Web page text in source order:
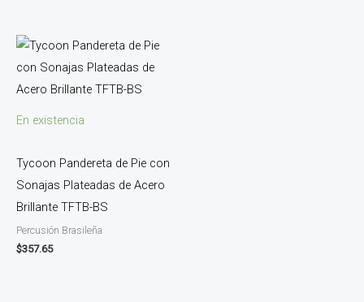
En existencia
Tycoon Pandereta de Pie con
Sonajas Plateadas de Acero
Brillante TFTB-BS
Percusión Brasileña
$357.65